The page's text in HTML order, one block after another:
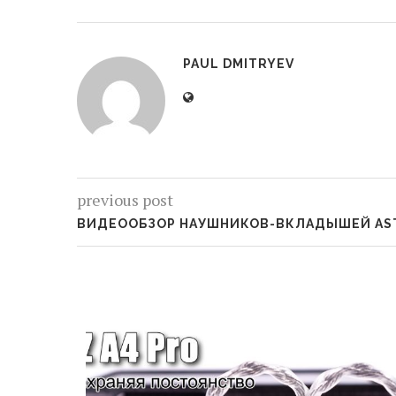
PAUL DMITRYEV
previous post
ВИДЕООБЗОР НАУШНИКОВ-ВКЛАДЫШЕЙ